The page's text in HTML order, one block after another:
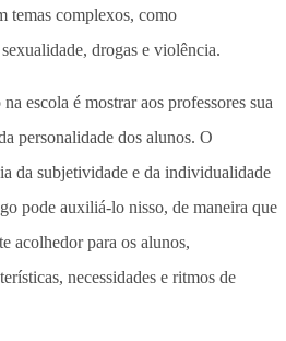
temas complexos, como
drogas e violência.
escola é mostrar aos professores sua
personalidade dos alunos. O
da subjetividade e da individualidade
pode auxiliá-lo nisso, de maneira que
acolhedor para os alunos,
necessidades e ritmos de